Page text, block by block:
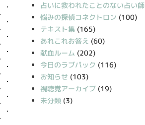
占いに救われたことのない占い師
悩みの探偵コネクトロン (100)
テキスト集 (165)
あれこれお答え (60)
献血ルーム (202)
今日のラブパック (116)
お知らせ (103)
視聴覚アーカイブ (19)
未分類 (3)